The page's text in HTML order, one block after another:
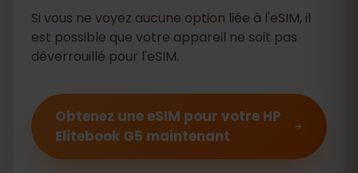
Si vous ne voyez aucune option liée à l'eSIM, il
est possible que votre appareil ne soit pas
déverrouillé pour l'eSIM.
Obtenez une eSIM pour votre HP
Elitebook G5 maintenant